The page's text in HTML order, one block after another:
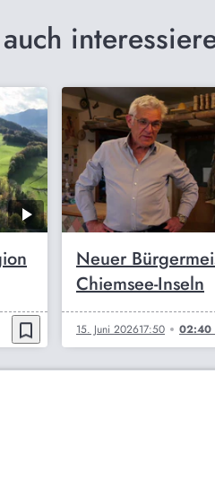
bookmark_border
Neuer
Chiemsee-Inseln
15. Juni 202617:50 02:40